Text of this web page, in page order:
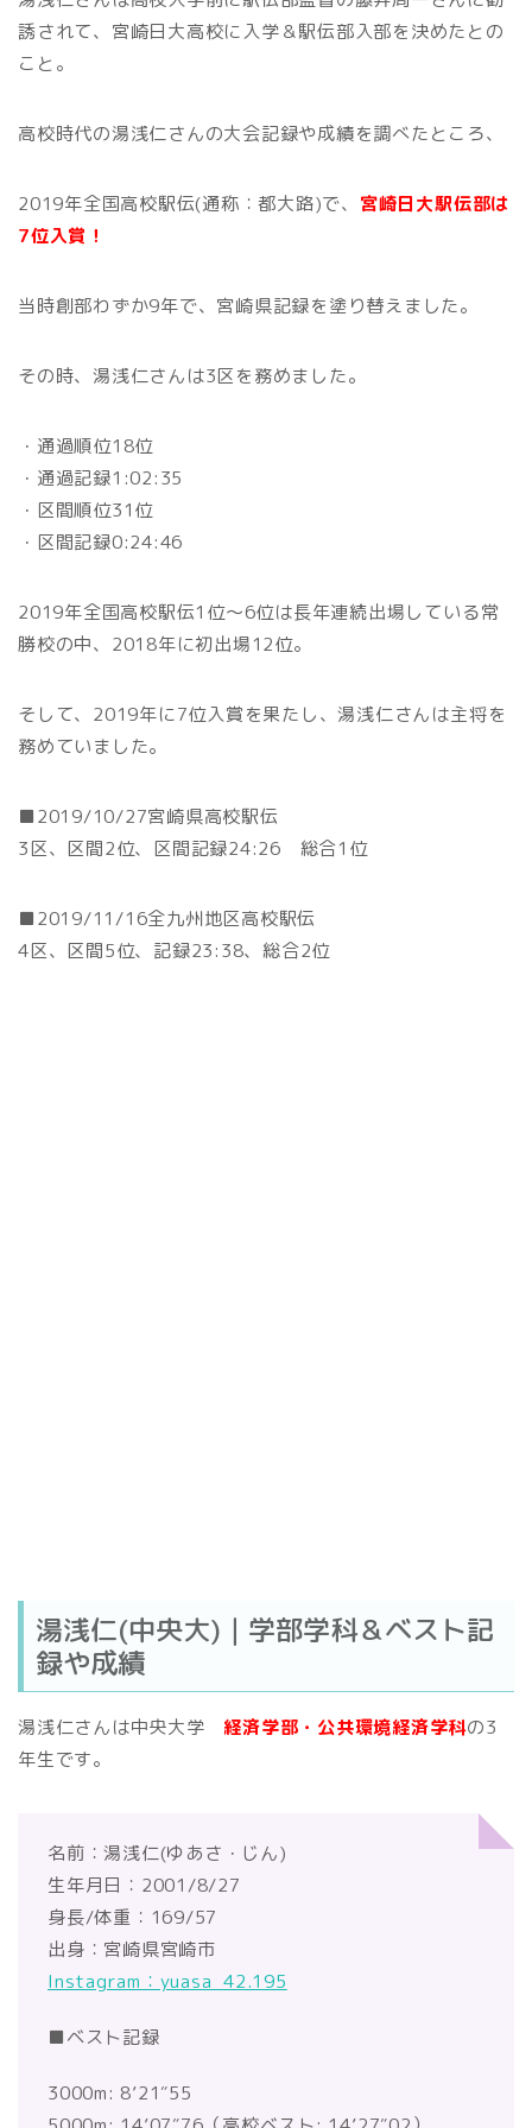
誘されて、宮崎日大高校に入学＆駅伝部入部を決めたとの
こと。
高校時代の湯浅仁さんの大会記録や成績を調べたところ、
2019年全国高校駅伝(通称：都大路)で、 宮崎日大駅伝部は
7位入賞！
当時創部わずか9年で、宮崎県記録を塗り替えました。
その時、湯浅仁さんは3区を務めました。
・通過順位18位
・通過記録1:02:35
・区間順位31位
・区間記録0:24:46
2019年全国高校駅伝1位～6位は長年連続出場している常
勝校の中、2018年に初出場12位。
そして、2019年に7位入賞を果たし、湯浅仁さんは主将を
務めていました。
■2019/10/27宮崎県高校駅伝
3区、区間2位、区間記録24:26 総合1位
■2019/11/16全九州地区高校駅伝
4区、区間5位、記録23:38、総合2位
湯浅仁(中央大)｜学部学科＆ベスト記
録や成績
湯浅仁さんは中央大学経済学部・公共環境経済学科の3
年生です。
名前：湯浅仁(ゆあさ・じん)
生年月日：2001/8/27
身長/体重：169/57
出身：宮崎県宮崎市
Instagram：yuasa_42.195
■ベスト記録
3000m: 8’21″55